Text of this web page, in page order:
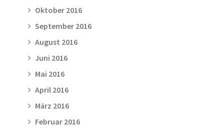
Oktober 2016
September 2016
August 2016
Juni 2016
Mai 2016
April 2016
März 2016
Februar 2016